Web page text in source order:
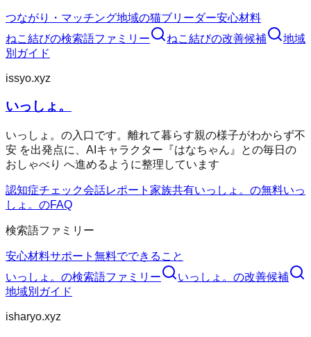
つながり・マッチング地域の猫ブリーダー安心材料
ねこ結びの検索語ファミリー ねこ結びの改善候補
地域
別ガイド
issyo.xyz
いっしょ。
いっしょ。の入口です。離れて暮らす親の様子がわからず不
安 を出発点に、AIキャラクター『はなちゃん』との毎日の
おしゃべり へ進めるように整理しています
認知症チェック会話レポート 家族共有いっしょ。の無料いっ
しょ。のFAQ
検索語ファミリー
安心材料サポート 無料でできること
いっしょ。 の検索語ファミリー いっしょ。 の改善候補
地域別ガイド
isharyo.xyz